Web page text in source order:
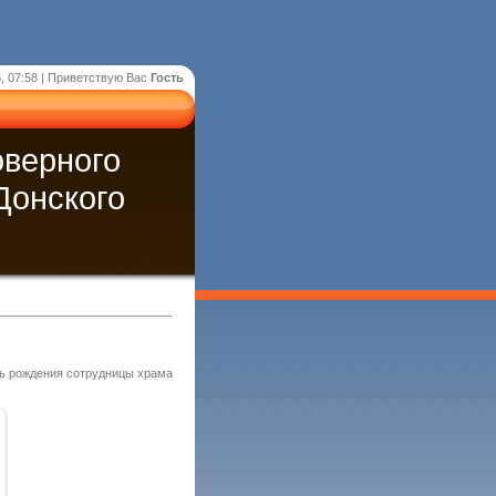
07:58 | Приветствую Вас Гость
рождения сотрудницы храма